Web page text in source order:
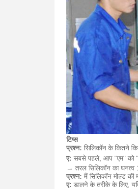
टिप्स
प्रश्न: सिलिकॉन के कितने
ए: सबसे पहले, आप "एम" को
→ तरल सिलिकॉन का
प्रश्न: मैं सिलिकॉन मोल्ड
ए: डालने के तरीके के लिए,